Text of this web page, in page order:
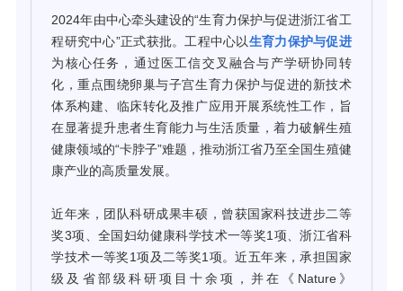
2024年由中心牵头建设的“生育力保护与促进浙江省工
程研究中心”正式获批。工程中心以生育力保护与促进
为核心任务，通过医工信交叉融合与产学研协同转
化，重点围绕卵巢与子宫生育力保护与促进的新技术
体系构建、临床转化及推广应用开展系统性工作，旨
在显著提升患者生育能力与生活质量，着力破解生殖
健康领域的“卡脖子”难题，推动浙江省乃至全国生殖健
康产业的高质量发展。
近年来，团队科研成果丰硕，曾获国家科技进步二等
奖3项、全国妇幼健康科学技术一等奖1项、浙江省科
学技术一等奖1项及二等奖1项。近五年来，承担国家
级及省部级科研项目十余项，并在《Nature》